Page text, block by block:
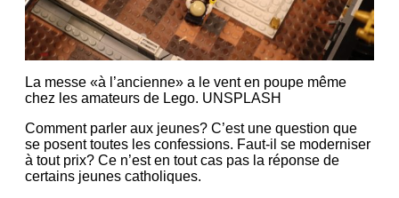
La messe «à l’ancienne» a le vent en poupe même
chez les amateurs de Lego. UNSPLASH
Comment parler aux jeunes? C’est une question que
se posent toutes les confessions. Faut-il se moderniser
à tout prix? Ce n’est en tout cas pas la réponse de
certains jeunes catholiques.